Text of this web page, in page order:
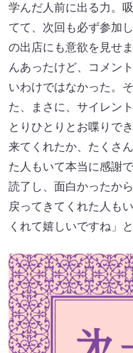
学んだ人前に出る力。
てて、次回も必ず参加
の出店にも意欲を見せ
んあったけど、コメン
いわけではなかった。
た、まさに、サイレン
とりひとりとお喋りで
来てくれたか、たくさ
た人もいて本当に感謝
読了し、面白かったか
戻ってきてくれた人も
くれて嬉しいですね」